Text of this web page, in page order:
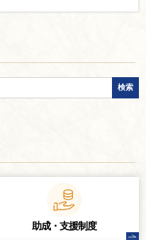
助成・支援制度